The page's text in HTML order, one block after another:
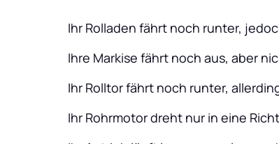
Ihr Rolladen fährt noch runter,
Ihre Markise fährt noch aus, aber
Ihr Rolltor fährt noch runter,
Ihr Rohrmotor dreht nur in eine